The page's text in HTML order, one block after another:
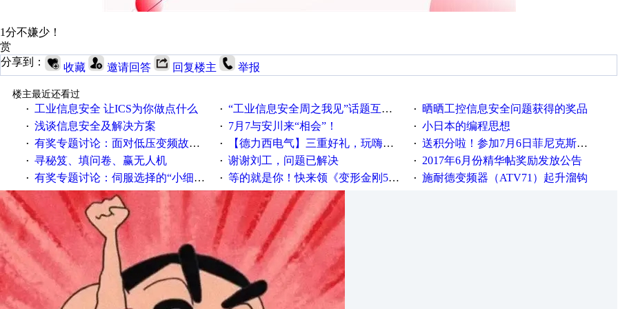
1分不嫌少！
赏
分享到：
收藏 邀请回答 回复楼主 举报
楼主最近还看过
·
工业信息安全 让ICS为你做点什么 · “工业信息安全周之我见”话题互动获奖名单发布公告 · 晒晒工控信息安全问题获得的奖品
· 浅谈信息安全及解决方案 · 7月7与安川来“相会”！ · 小日本的编程思想
· 有奖专题讨论：面对低压变频故障，老手是这样解决的！ · 【德力西电气】三重好礼，玩嗨夏日！ · 送积分啦！参加7月6日菲尼克斯在线研讨会即得
· 寻秘笈、填问卷、赢无人机 · 谢谢刘工，问题已解决 · 2017年6月份精华帖奖励发放公告
· 有奖专题讨论：伺服选择的“小细节大学问”奖励公告 · 等的就是你！快来领《变形金刚5》观影券 · 施耐德变频器（ATV71）起升溜钩